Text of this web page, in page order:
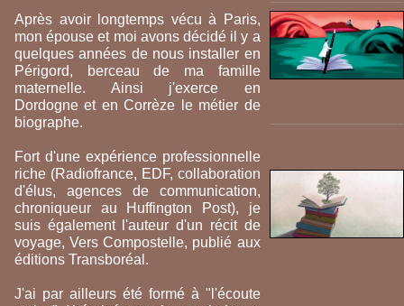
Après avoir longtemps vécu à Paris,
mon épouse et moi avons décidé il y a
quelques années de nous installer en
Périgord, berceau de ma famille
maternelle. Ainsi j'exerce en
Dordogne et en Corrèze le métier de
biographe.
Fort d'une expérience professionnelle
riche (Radiofrance, EDF, collaboration
d'élus, agences de communication,
chroniqueur au Huffington Post), je
suis également l'auteur d'un récit de
voyage, Vers Compostelle, publié aux
éditions Transboréal.
J'ai par ailleurs été formé à "l'écoute